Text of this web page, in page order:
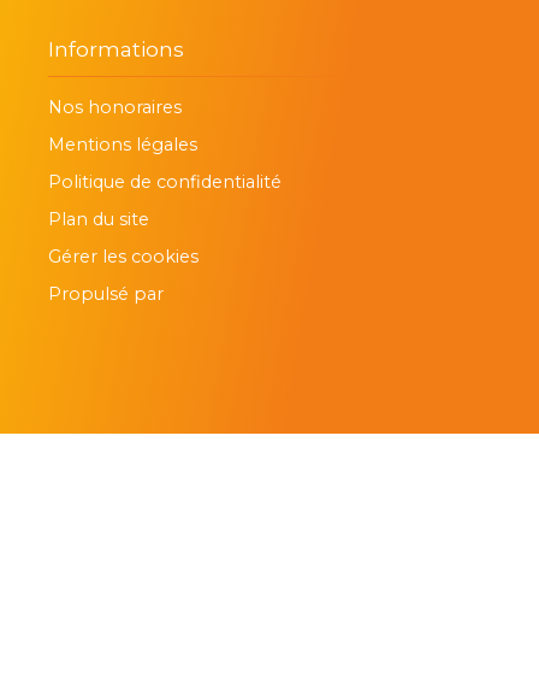
Informations
Nos honoraires
Mentions légales
Politique de confidentialité
Plan du site
Gérer les cookies
Propulsé par